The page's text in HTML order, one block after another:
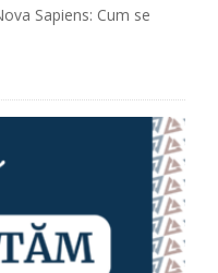
Sapiens: Cum se